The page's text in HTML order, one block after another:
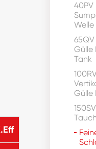
Welle
Gülle
Tank
Gülle